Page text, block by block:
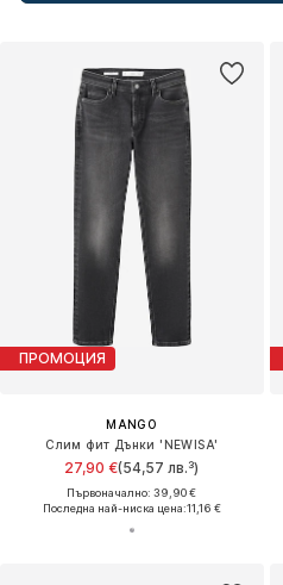
ПРОМОЦИЯ
MANGO
Слим фит Дънки 'NEWISA'
27,90 €(54,57 лв.³)
Първоначално: 39,90 €
Последна най-ниска цена:11,16 €